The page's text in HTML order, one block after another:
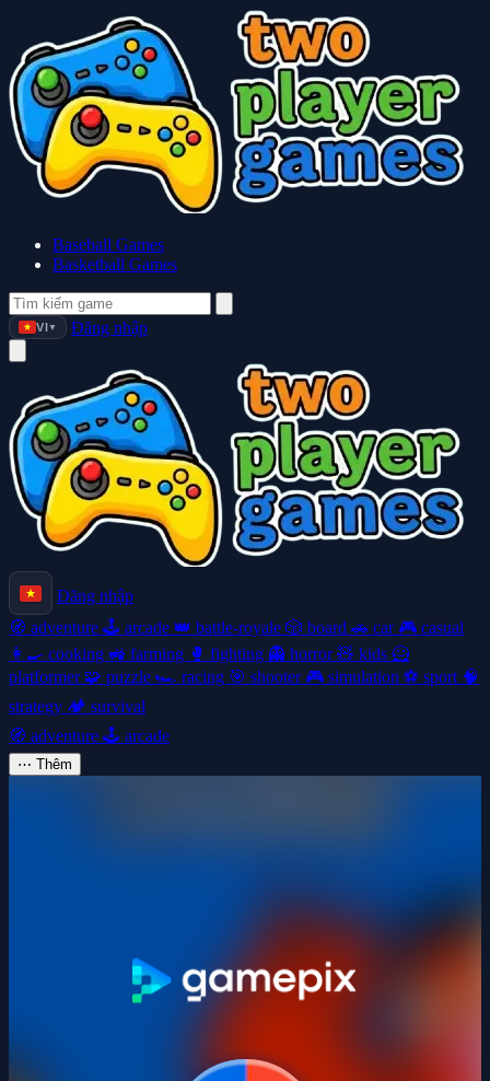
Baseball Games
Basketball Games
VI ▼ Đăng nhập
Đăng nhập
🧭 adventure 🕹️ arcade 👑 battle-royale 🎲 board 🚗 car 🎮 casual
👩‍🍳 cooking 🚜 farming 🥊 fighting 👻 horror🧸 kids 🦸
platformer 🧩 puzzle 🏎️ racing 🎯 shooter 🎮 simulation ⚽ sport 🧠
strategy 🏕️ survival
🧭 adventure 🕹️ arcade
⋯ Thêm